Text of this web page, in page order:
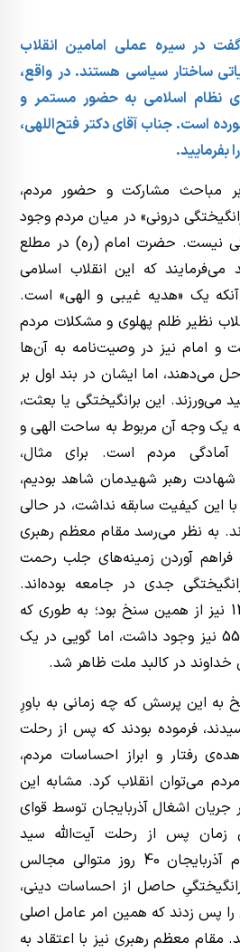
در سیره عملی امامین انقلاب
ساختار سیاسی هستند. در واقع،
نظام اسلامی به حضور مستمر و
است. جناب آقای دکتر فتح‌اللهی،
بفرمایید.
مباحث مشارکت و حضور مردم،
درونی» در میان مردم وجود
نیست. حضرت امام (ره) در مطلع
که این انقلاب اسلامی
یک «هدیه غیبی و الهی» است.
نظیر ظلم پهلوی و مشکلات مردم
امام نیز در وصیت‌نامه به آن‌ها
می‌دهند، اما ایشان در بند اول بر
می‌ورزند. این برانگیختگی یا بعثت،
یک وجه آن مربوط به ساحت الهی و
مردم است. برای مثال،
شهادت رهبر شهیدمان شاهد بودیم،
گذشته با این کیفیت سابقه نداشت، در حالی
به نظر می‌رسد مقام معظم رهبری
آوردن زمینه‌های جلب رحمت
جدی در جامعه بوده‌اند.
انقلاب اسلامی سال 1357 نیز از همین سنخ بود؛ به طوری که
شرایط سال 56 در سال 55 نیز وجود داشت، اما گویی در یک
در کالبد ملت ظاهر شد.
به این پرسش که چه زمانی به باورِ
فرموده بودند که پس از رحلت
رفتار و ابراز احساسات مردم،
می‌توان انقلاب کرد. مشابه این
در سال 1325 و در جریان اشغال آذربایجان توسط قوای
زمان پس از رحلت آیت‌الله سید
ابوالحسن اصفهانی، مردم آذربایجان 40 روز متوالی مجالس
حاصل از احساسات دینی،
را پس زدند که همین امر عامل اصلی
معظم رهبری نیز با اعتقاد به